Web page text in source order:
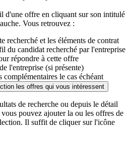
d'une offre en cliquant sur son intitulé
Vous retrouvez :
recherché et les éléments de contrat
du candidat recherché par l'entreprise
répondre à cette offre
l'entreprise (si présente)
complémentaires le cas échéant
les offres qui vous intéressent
de recherche ou depuis le détail
pouvez ajouter la ou les offres de
Il suffit de cliquer sur l'icône